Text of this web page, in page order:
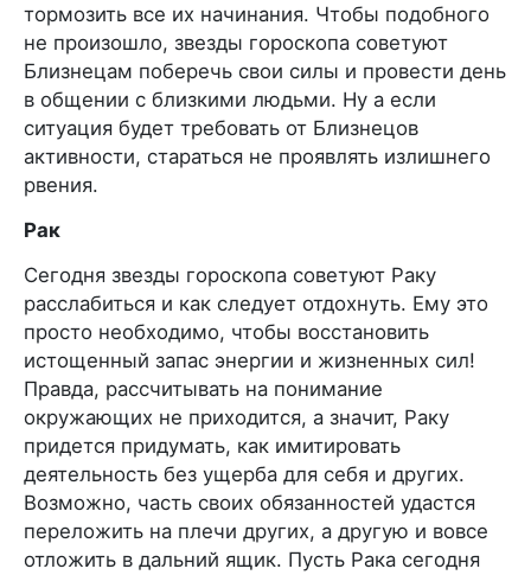
тормозить все их начинания. Чтобы подобного
не произошло, звезды гороскопа советуют
Близнецам поберечь свои силы и провести день
в общении с близкими людьми. Ну а если
ситуация будет требовать от Близнецов
активности, стараться не проявлять излишнего
рвения.
Рак
Сегодня звезды гороскопа советуют Раку
расслабиться и как следует отдохнуть. Ему это
просто необходимо, чтобы восстановить
истощенный запас энергии и жизненных сил!
Правда, рассчитывать на понимание
окружающих не приходится, а значит, Раку
придется придумать, как имитировать
деятельность без ущерба для себя и других.
Возможно, часть своих обязанностей удастся
переложить на плечи других, а другую и вовсе
отложить в дальний ящик. Пусть Рака сегодня